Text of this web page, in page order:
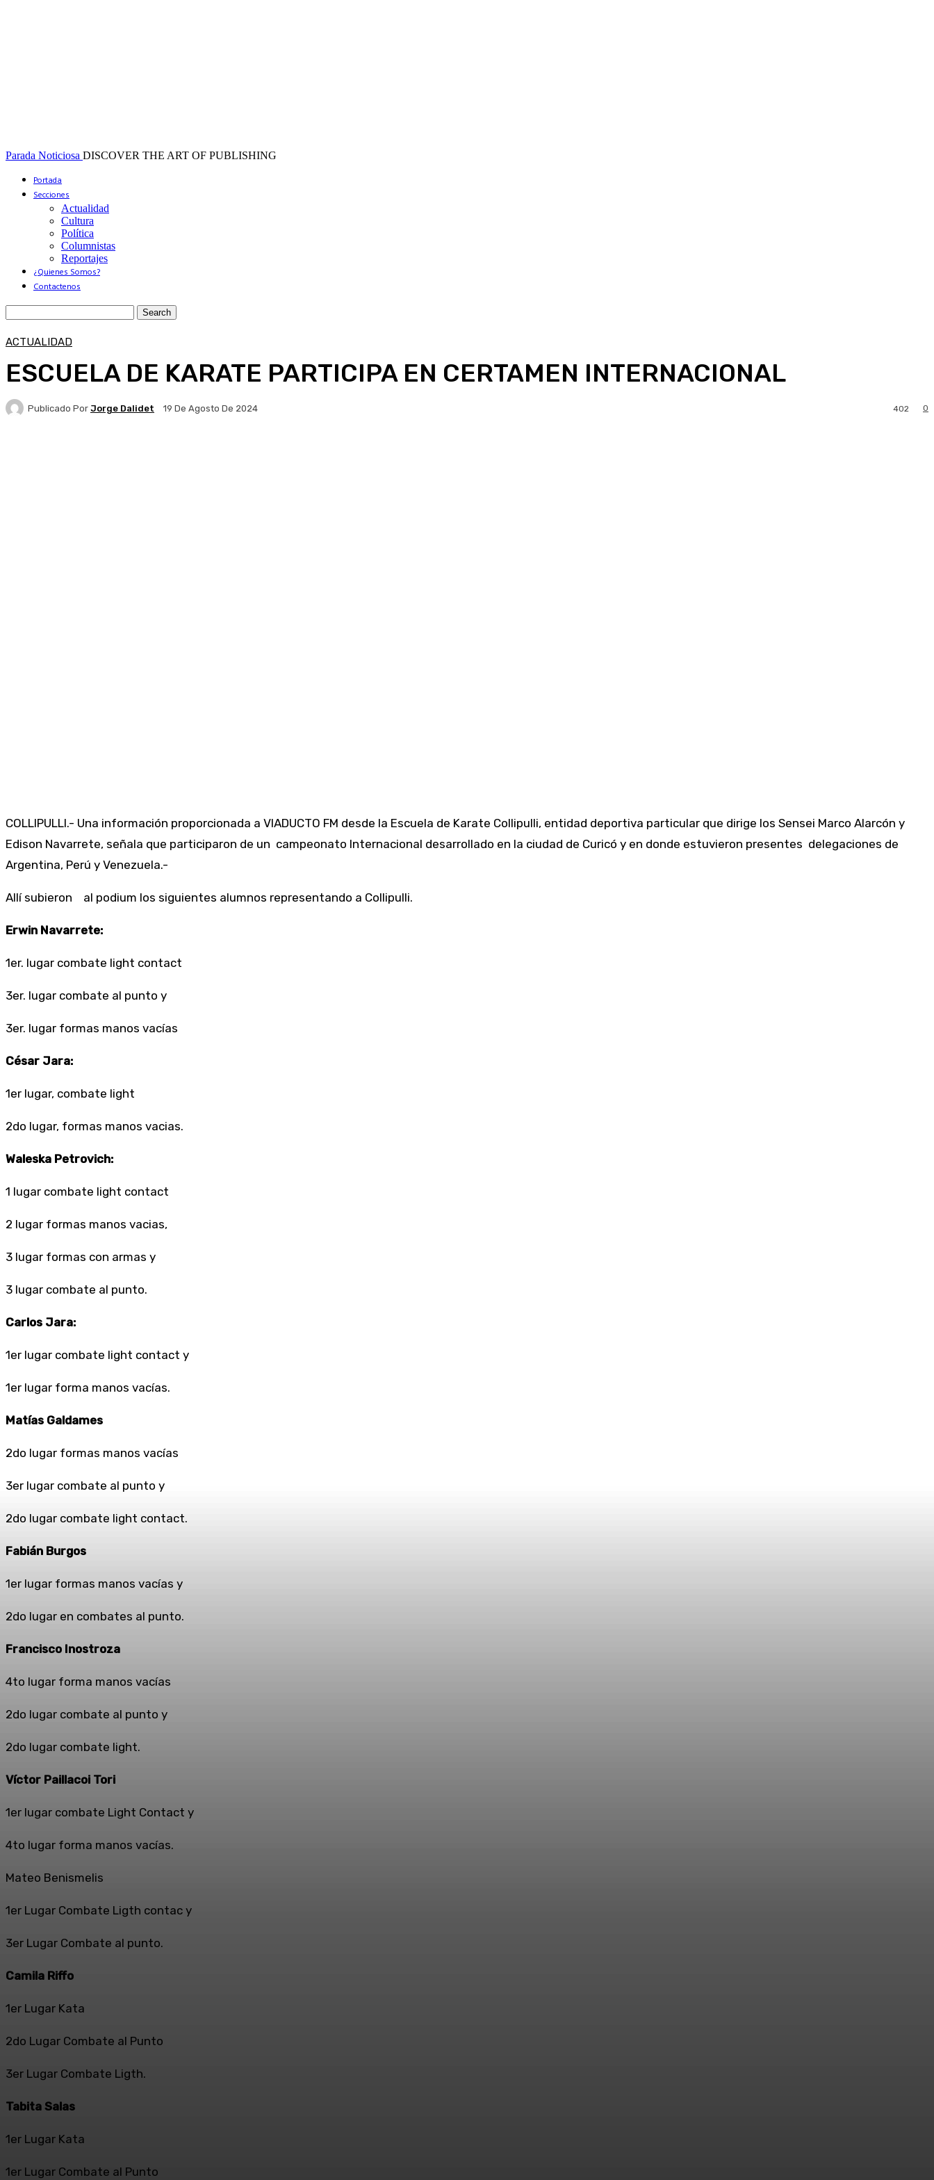
Parada Noticiosa DISCOVER THE ART OF PUBLISHING
Portada
Secciones
Actualidad
Cultura
Política
Columnistas
Reportajes
¿Quienes Somos?
Contactenos
ACTUALIDAD
ESCUELA DE KARATE PARTICIPA EN CERTAMEN INTERNACIONAL
Publicado Por Jorge Dalidet 19 De Agosto De 2024 0
402
COLLIPULLI.- Una información proporcionada a VIADUCTO FM desde la Escuela de Karate Collipulli, entidad deportiva particular que dirige los Sensei Marco Alarcón y
Edison Navarrete, señala que participaron de un campeonato Internacional desarrollado en la ciudad de Curicó y en donde estuvieron presentes delegaciones de
Argentina, Perú y Venezuela.-
Allí subieron al podium los siguientes alumnos representando a Collipulli.
Erwin Navarrete:
1er. lugar combate light contact
3er. lugar combate al punto y
3er. lugar formas manos vacías
César Jara:
1er lugar, combate light
2do lugar, formas manos vacias.
Waleska Petrovich:
1 lugar combate light contact
2 lugar formas manos vacias,
3 lugar formas con armas y
3 lugar combate al punto.
Carlos Jara:
1er lugar combate light contact y
1er lugar forma manos vacías.
Matías Galdames
2do lugar formas manos vacías
3er lugar combate al punto y
2do lugar combate light contact.
Fabián Burgos
1er lugar formas manos vacías y
2do lugar en combates al punto.
Francisco Inostroza
4to lugar forma manos vacías
2do lugar combate al punto y
2do lugar combate light.
Víctor Paillacoi Tori
1er lugar combate Light Contact y
4to lugar forma manos vacías.
Mateo Benismelis
1er Lugar Combate Ligth contac y
3er Lugar Combate al punto.
Camila Riffo
1er Lugar Kata
2do Lugar Combate al Punto
3er Lugar Combate Ligth.
Tabita Salas
1er Lugar Kata
1er Lugar Combate al Punto